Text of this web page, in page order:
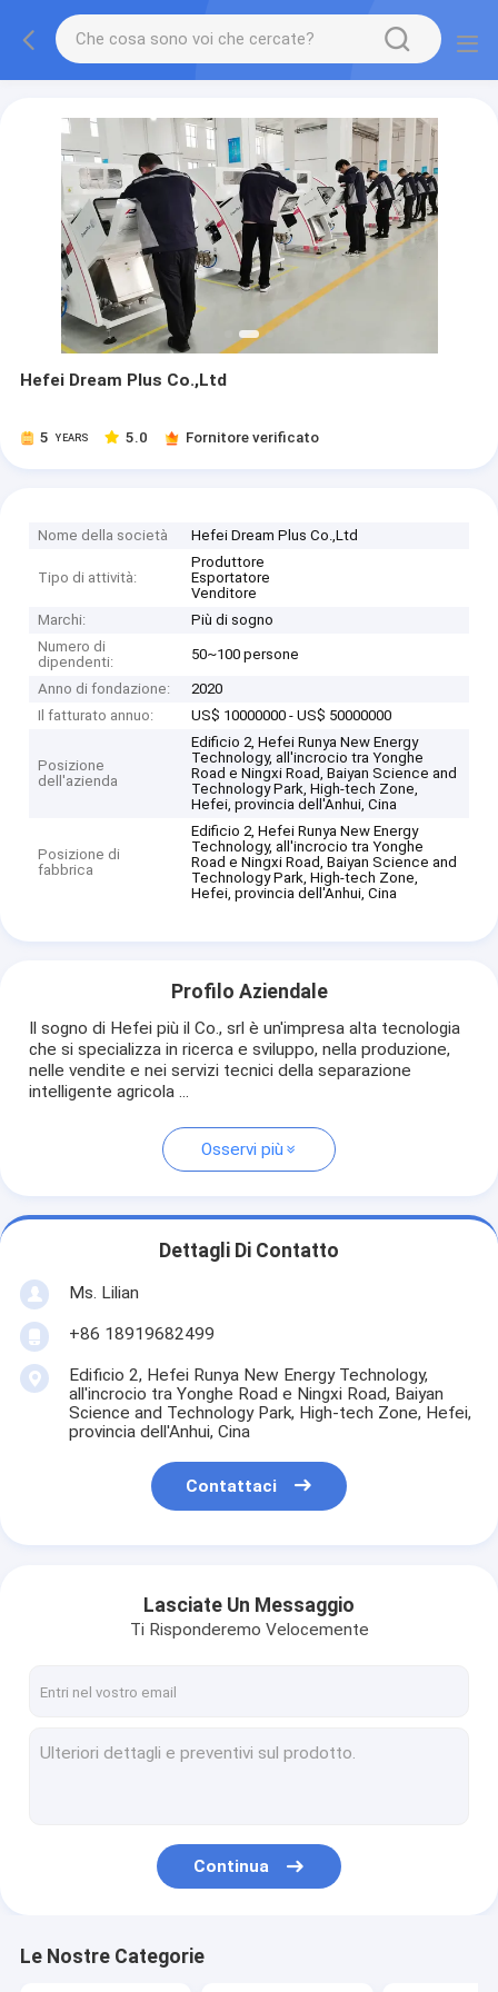
Hefei Dream Plus Co.,Ltd
5 YEARS 5.0 Fornitore verificato
Nome della società Hefei Dream Plus Co.,Ltd
Tipo di attività:
Produttore
Esportatore
Venditore
Marchi:
Più di sogno
Numero di
dipendenti:
50~100 persone
Anno di fondazione:
2020
Il fatturato annuo:
US$ 10000000 - US$ 50000000
Posizione
dell'azienda
Edificio 2, Hefei Runya New Energy
Technology, all'incrocio tra Yonghe
Road e Ningxi Road, Baiyan Science and
Technology Park, High-tech Zone,
Hefei, provincia dell'Anhui, Cina
Posizione di
fabbrica
Edificio 2, Hefei Runya New Energy
Technology, all'incrocio tra Yonghe
Road e Ningxi Road, Baiyan Science and
Technology Park, High-tech Zone,
Hefei, provincia dell'Anhui, Cina
Profilo Aziendale
Il sogno di Hefei più il Co., srl è un'impresa alta tecnologia
che si specializza in ricerca e sviluppo, nella produzione,
nelle vendite e nei servizi tecnici della separazione
intelligente agricola ...
Osservi più
Dettagli Di Contatto
Ms. Lilian
+86 18919682499
Edificio 2, Hefei Runya New Energy Technology,
all'incrocio tra Yonghe Road e Ningxi Road, Baiyan
Science and Technology Park, High-tech Zone, Hefei,
provincia dell'Anhui, Cina
Contattaci
Lasciate Un Messaggio
Ti Risponderemo Velocemente
Continua
Le Nostre Categorie